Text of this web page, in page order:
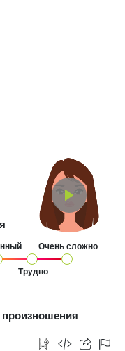
Трудно
Очень сложно